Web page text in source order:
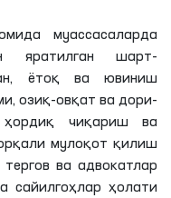
муассасаларда
яратилган шарт-
ётоқ ва ювиниш
озиқ-овқат ва дори-
чиқариш ва
мулоқот қилиш
ва адвокатлар
сайилгоҳлар ҳолати